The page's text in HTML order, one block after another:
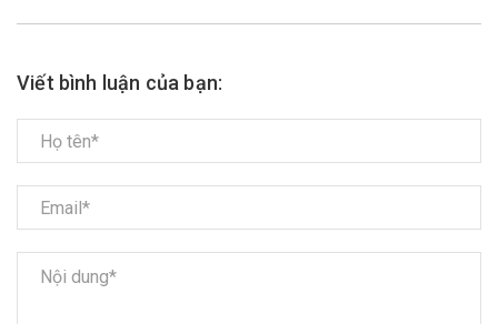
Viết bình luận của bạn: